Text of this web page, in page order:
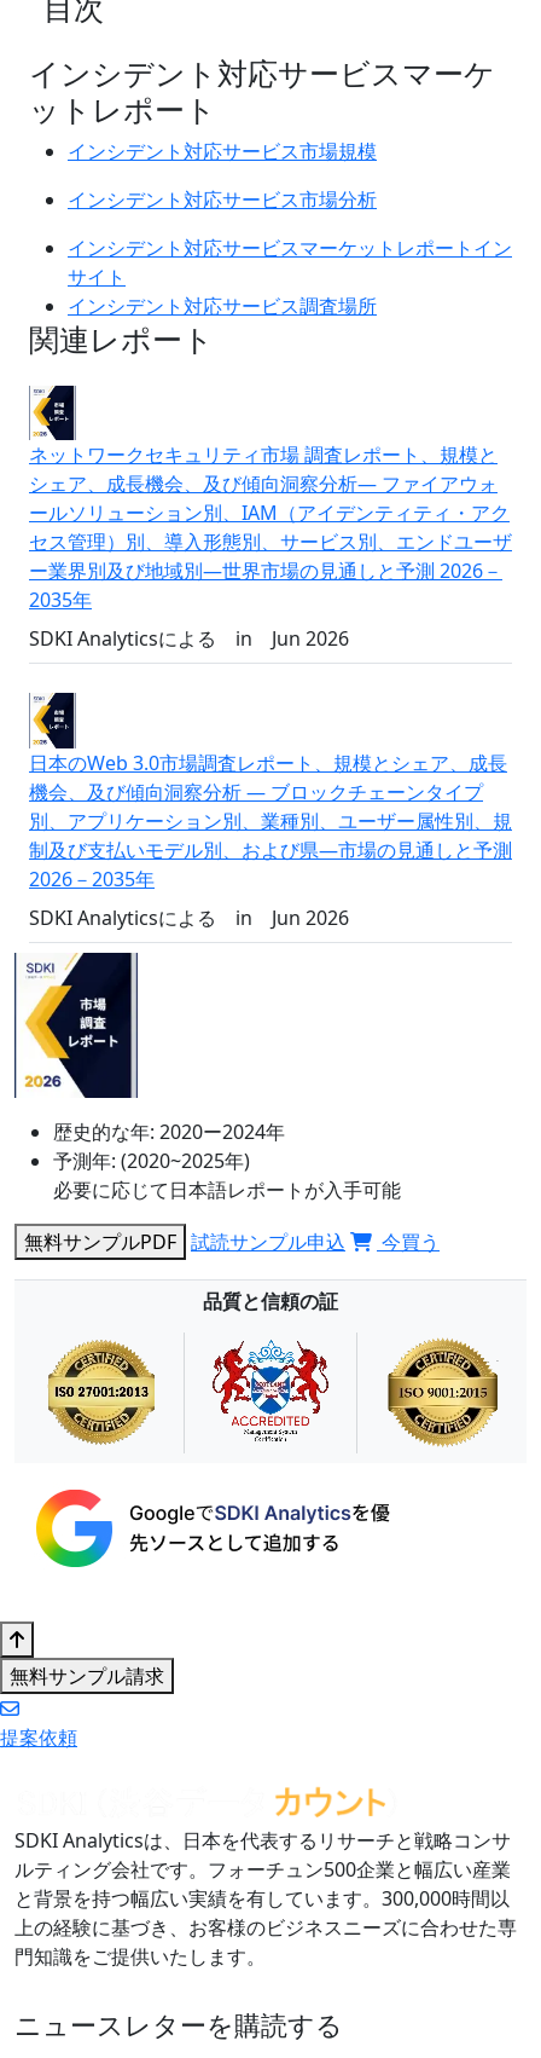
インシデント対応サービスマーケ
ットレポート
インシデント対応サービス市場規模
インシデント対応サービス市場分析
インシデント対応サービスマーケットレポートイン
サイト
インシデント対応サービス調査場所
関連レポート
ネットワークセキュリティ市場 調査レポート、規模と
シェア、成長機会、及び傾向洞察分析― ファイアウォ
ールソリューション別、IAM（アイデンティティ・アク
セス管理）別、導入形態別、サービス別、エンドユーザ
ー業界別及び地域別―世界市場の見通しと予測 2026－
2035年
SDKI Analyticsによる
in Jun 2026
日本のWeb 3.0市場調査レポート、規模とシェア、成長
機会、及び傾向洞察分析 ― ブロックチェーンタイプ
別、アプリケーション別、業種別、ユーザー属性別、規
制及び支払いモデル別、および県―市場の見通しと予測
2026－2035年
SDKI Analyticsによる
in Jun 2026
歴史的な年: 2020ー2024年
予測年: (2020~2025年)
必要に応じて日本語レポートが入手可能
無料サンプルPDF 試読サンプル申込 今買う
品質と信頼の証
無料サンプル請求
提案依頼
SDKI Analyticsは、日本を代表するリサーチと戦略コンサ
ルティング会社です。フォーチュン500企業と幅広い産業
と背景を持つ幅広い実績を有しています。300,000時間以
上の経験に基づき、お客様のビジネスニーズに合わせた専
門知識をご提供いたします。
ニュースレターを購読する